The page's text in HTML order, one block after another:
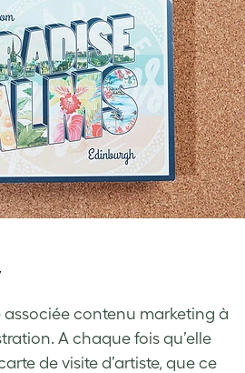
associée contenu marketing à
A chaque fois qu’elle
de visite d’artiste, que ce